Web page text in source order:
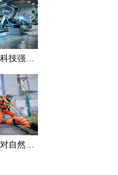
奋力谱写新时代科技强国新篇章
着力提高防范应对自然灾害能力